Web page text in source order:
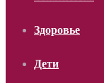
Здоровье
Дети